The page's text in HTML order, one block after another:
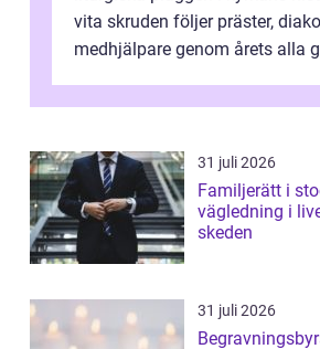
vita skruden följer präster,
medhjälpare genom årets alla
31 juli 2026
Familjerätt i
vägledning i
skeden
31 juli 2026
Begravningsbyrå i